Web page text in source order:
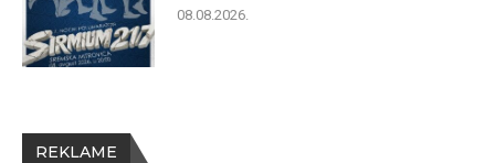
08.08.2026.
REKLAME